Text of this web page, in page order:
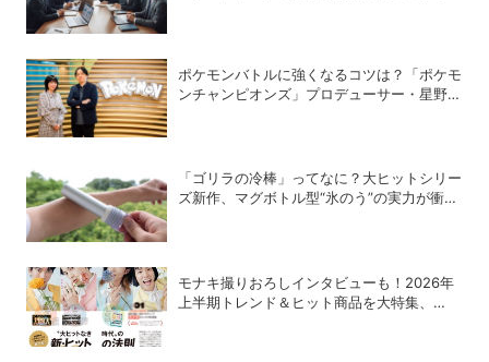
ポケモンバトルに強くなるコツは？「ポケモ
ンチャンピオンズ」プロデューサー・星野正
「ゴリラの冷棒」ってなに？大ヒットシリー
ズ新作、マグボトル型“氷のう”の実力が衝撃
モナキ撮りおろしインタビューも！2026年
上半期トレンド＆ヒット商品を大特集、